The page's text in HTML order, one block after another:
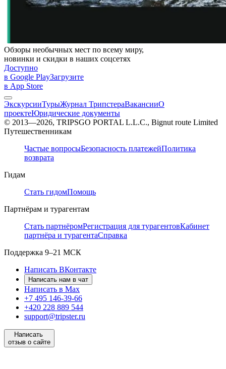
Обзоры необычных мест по всему миру,
новинки и скидки в наших соцсетях
Доступно
в Google PlayЗагрузите
в App Store
ЭкскурсииТурыЖурнал ТрипстераВакансииО
проектеЮридические документы
© 2013—2026, TRIPSGO PORTAL L.L.C., Bignut route Limited
Путешественникам
Частые вопросыБезопасность платежейПолитика
возврата
Гидам
Стать гидомПомощь
Партнёрам и турагентам
Стать партнёромРегистрация для турагентовКабинет
партнёра и турагентаСправка
Поддержка 9–21 МСК
Написать ВКонтакте
Написать нам в чат
Написать в Max
+7 495 146-39-66
+420 228 889 544
support@tripster.ru
Написать
отзыв о сайте